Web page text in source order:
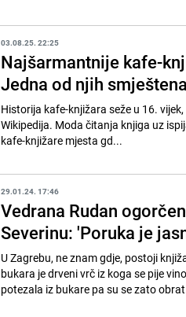
03.08.25. 22:25
Najšarmantnije kafe-
Jedna od njih
Historija kafe-knjižara seže u 16.
Wikipedija. Moda čitanja knjiga uz
kafe-knjižare mjesta gd...
29.01.24. 17:46
Vedrana Rudan
Severinu: 'Poruka je
U Zagrebu, ne znam gdje, postoji
bukara je drveni vrč iz koga se pije
potezala iz bukare pa su se zato